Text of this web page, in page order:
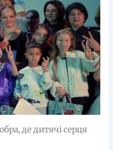
де дитячі серця